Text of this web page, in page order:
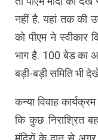
नहीं है. यहां तक की
को पीएम ने स्वीकार
भाग है. 100 बेड का
बड़ी-बड़ी समिति भी
कन्या विवाह
कि कुछ निराश्रित